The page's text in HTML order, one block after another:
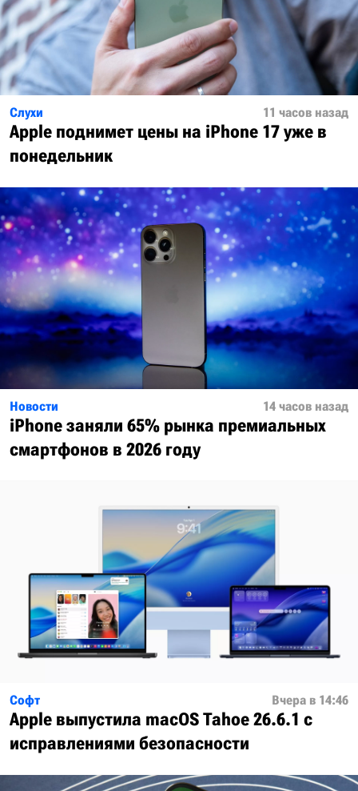
Слухи 11 часов назад
Apple поднимет цены на iPhone 17 уже в
понедельник
Новости 14 часов назад
iPhone заняли 65% рынка премиальных
смартфонов в 2026 году
Софт Вчера в 14:46
Apple выпустила macOS Tahoe 26.6.1 с
исправлениями безопасности